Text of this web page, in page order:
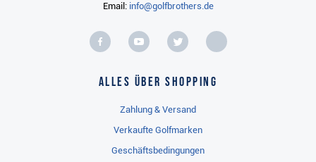
Email: info@golfbrothers.de
Alles über Shopping
Zahlung & Versand
Verkaufte Golfmarken
Geschäftsbedingungen